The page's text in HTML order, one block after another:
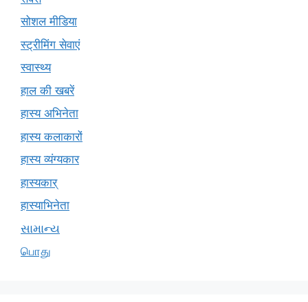
सोशल मीडिया
स्ट्रीमिंग सेवाएं
स्वास्थ्य
हाल की खबरें
हास्य अभिनेता
हास्य कलाकारों
हास्य व्यंग्यकार
हास्यकार्
हास्याभिनेता
સામાન્ય
பொது